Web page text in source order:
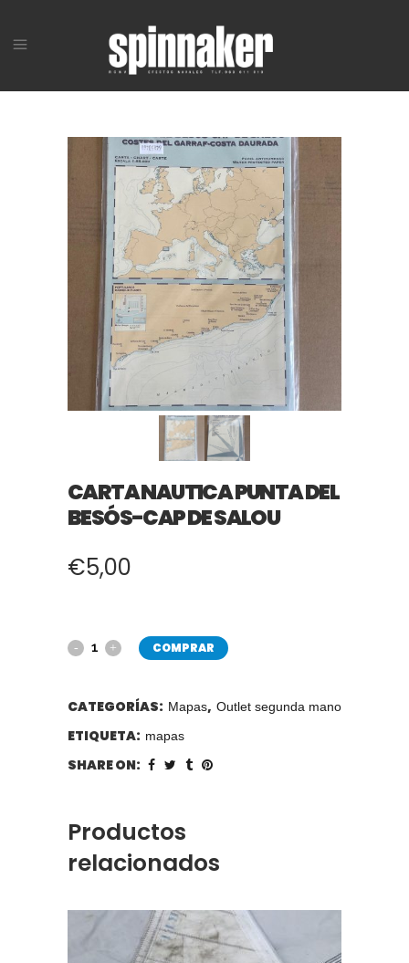
CARTA NAUTICA PUNTA DEL
BESÓS-CAP DE SALOU
€5,00
COMPRAR
CATEGORÍAS: Mapas, Outlet segunda mano
ETIQUETA: mapas
SHARE ON:
Productos
relacionados